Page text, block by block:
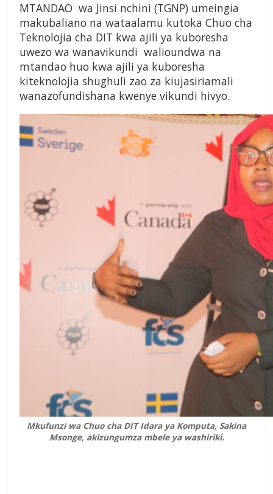
MTANDAO wa Jinsi nchini (TGNP) umeingia
makubaliano na wataalamu kutoka Chuo cha
Teknolojia cha DIT kwa ajili ya kuboresha
uwezo wa wanavikundi walioundwa na
mtandao huo kwa ajili ya kuboresha
kiteknolojia shughuli zao za kiujasiriamali
wanazofundishana kwenye vikundi hivyo.
Mkufunzi wa Chuo cha DIT Idara ya Komputa, Sakina
Msonge, akizungumza mbele ya washiriki.